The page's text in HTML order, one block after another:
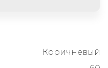
Коричневый